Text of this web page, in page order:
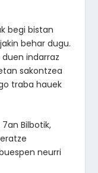
begi bistan
behar dugu.
indarraz
sakontzea
traba hauek
Bilbotik,
neurri